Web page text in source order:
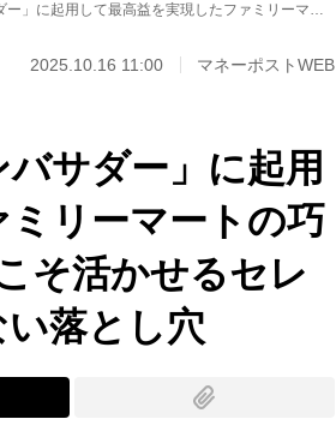
大谷翔平を「おむすびアンバサダー」に起用して最高益を実現したファミリーマートの巧みな戦略 “2番手”だからこそ活かせるセレブ広告の効果と、見逃せない落とし穴
2025.10.16 11:00 マネーポストWEB
サダー」に起用
ミリーマートの巧
そ活かせるセレ
落とし穴